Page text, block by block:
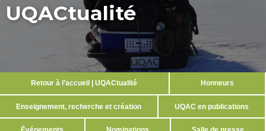
UQACtualité
Retour à l’accueil | UQACtualité Honneurs
Enseignement, recherche et création UQAC en publications